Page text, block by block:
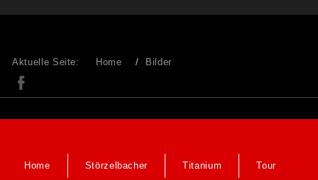
Aktuelle Seite: Home Bilder
Home Störzelbacher Titanium Tour